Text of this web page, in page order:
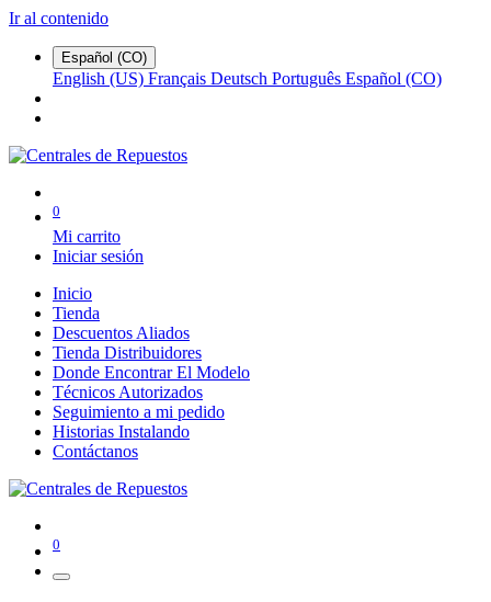
Ir al contenido
Español (CO)
English (US) Français Deutsch Português Español (CO)
0
Mi carrito
Iniciar sesión
Inicio
Tienda
Descuentos Aliados
Tienda Distribuidores
Donde Encontrar El Modelo
Técnicos Autorizados
Seguimiento a mi pedido
Historias Instalando
Contáctanos
0